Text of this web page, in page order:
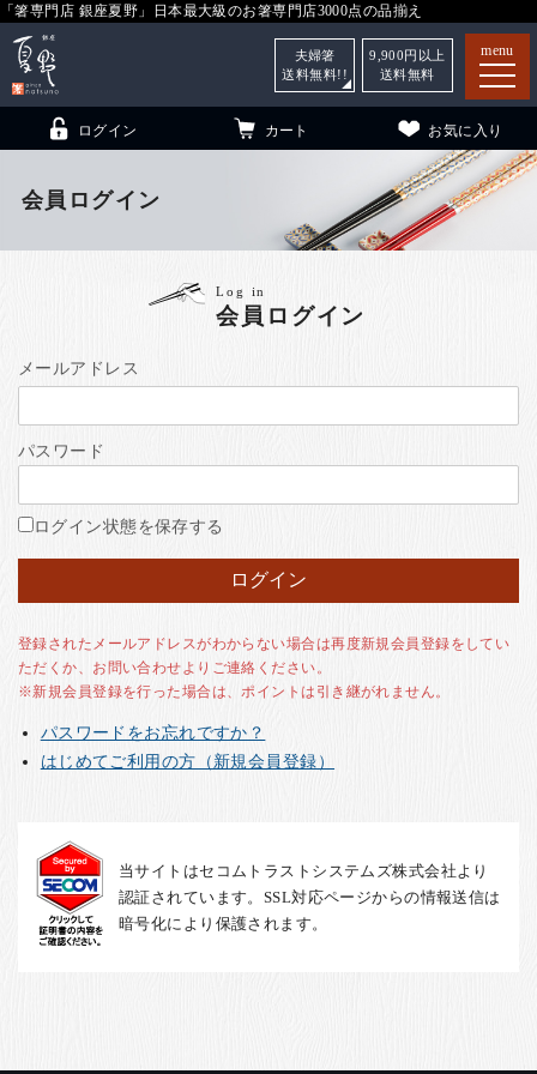
「箸専門店 銀座夏野」日本最大級のお箸専門店3000点の品揃え
menu
（贈答用・自宅用）
銀座夏野・箸長
ご利用ガイド
お客様の声
お知らせ
English
ログイン カート お気に入り
夫婦箸
送料無料!!
9,900 円以上
送料無料
会員ログイン
Log in
会員ログイン
メールアドレス
パスワード
ログイン状態を保存する
登録されたメールアドレスがわからない場合は再度新規会員登録をしてい
ただくか、お問い合わせよりご連絡ください。
※新規会員登録を行った場合は、ポイントは引き継がれません。
パスワードをお忘れですか？
はじめてご利用の方（新規会員登録）
当サイトはセコムトラストシステムズ株式会社より
認証されています。SSL対応ページからの情報送信は
暗号化により保護されます。